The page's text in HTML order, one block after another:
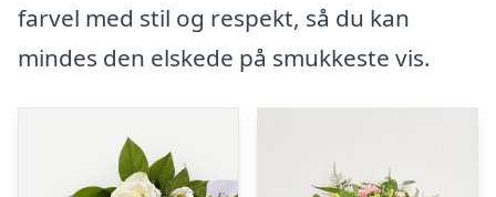
farvel med stil og respekt, så du kan
mindes den elskede på smukkeste vis.